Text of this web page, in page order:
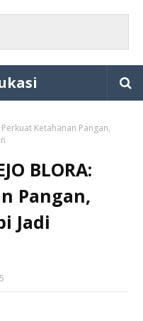
Perkuat Ketahanan Pangan,
BLORA:
Pangan,
Jadi